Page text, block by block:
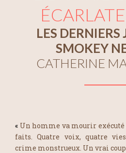
LES DERNIERS
SMOKEY
CATHERINE
« Un homme va mourir
faits. Quatre voix, quatre
crime monstrueux. Un vrai